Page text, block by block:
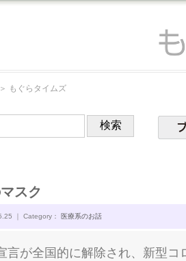
もぐらタイムズ
検索
スク
｜ Category： 医療系のお話
言が全国的に解除され、新型